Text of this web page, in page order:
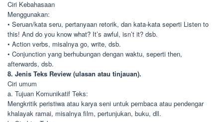
Ciri Kebahasaan
Menggunakan:
• Seruan/kata seru, pertanyaan retorik, dan kata-kata seperti Listen to
this! And do you know what? It’s awful, isn’t it? dsb.
• Action verbs, misalnya go, write, dsb.
• Conjunction yang berhubungan dengan waktu, seperti then,
afterwards, dsb.
8. Jenis Teks Review (ulasan atau tinjauan).
Ciri umum
a. Tujuan Komunikatif Teks:
Mengkritik peristiwa atau karya seni untuk pembaca atau pendengar
khalayak ramai, misalnya film, pertunjukan, buku, dll.